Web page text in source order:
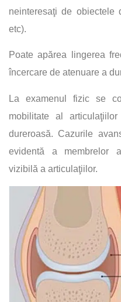
neinteresaţi de obiectele
etc).
Poate apărea lingerea
încercare de atenuare a
La examenul fizic se
mobilitate al
dureroasă. Cazurile
evidentă a membrelor
vizibilă a articulaţiilor.